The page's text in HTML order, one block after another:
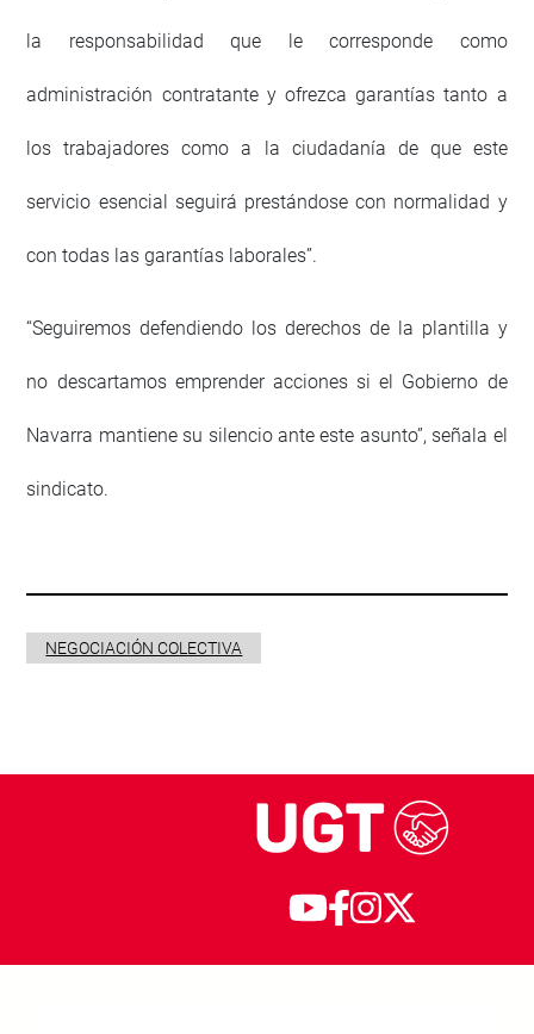
la responsabilidad que le corresponde como
administración contratante y ofrezca garantías tanto a
los trabajadores como a la ciudadanía de que este
servicio esencial seguirá prestándose con normalidad y
con todas las garantías laborales”.
“Seguiremos defendiendo los derechos de la plantilla y
no descartamos emprender acciones si el Gobierno de
Navarra mantiene su silencio ante este asunto”, señala el
sindicato.
NEGOCIACIÓN COLECTIVA